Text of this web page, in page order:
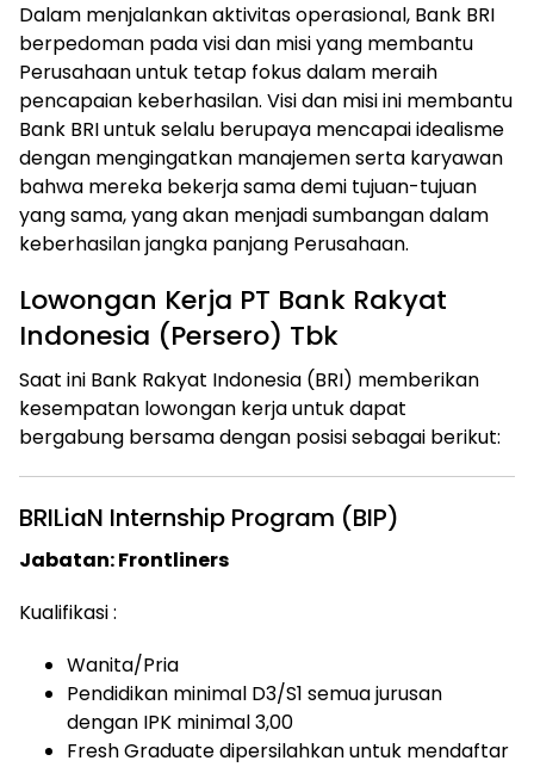
Dalam menjalankan aktivitas operasional, Bank BRI
berpedoman pada visi dan misi yang membantu
Perusahaan untuk tetap fokus dalam meraih
pencapaian keberhasilan. Visi dan misi ini membantu
Bank BRI untuk selalu berupaya mencapai idealisme
dengan mengingatkan manajemen serta karyawan
bahwa mereka bekerja sama demi tujuan-tujuan
yang sama, yang akan menjadi sumbangan dalam
keberhasilan jangka panjang Perusahaan.
Lowongan Kerja PT Bank Rakyat
Indonesia (Persero) Tbk
Saat ini Bank Rakyat Indonesia (BRI) memberikan
kesempatan lowongan kerja untuk dapat
bergabung bersama dengan posisi sebagai berikut:
BRILiaN Internship Program (BIP)
Jabatan: Frontliners
Kualifikasi :
Wanita/Pria
Pendidikan minimal D3/S1 semua jurusan
dengan IPK minimal 3,00
Fresh Graduate dipersilahkan untuk mendaftar